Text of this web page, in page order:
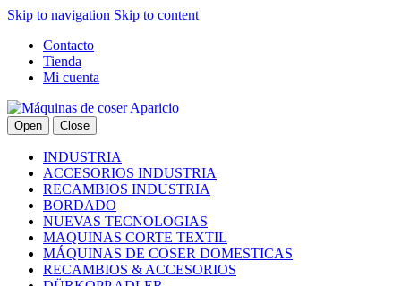
Skip to navigation Skip to content
Contacto
Tienda
Mi cuenta
Open Close
INDUSTRIA
ACCESORIOS INDUSTRIA
RECAMBIOS INDUSTRIA
BORDADO
NUEVAS TECNOLOGIAS
MAQUINAS CORTE TEXTIL
MÁQUINAS DE COSER DOMESTICAS
RECAMBIOS & ACCESORIOS